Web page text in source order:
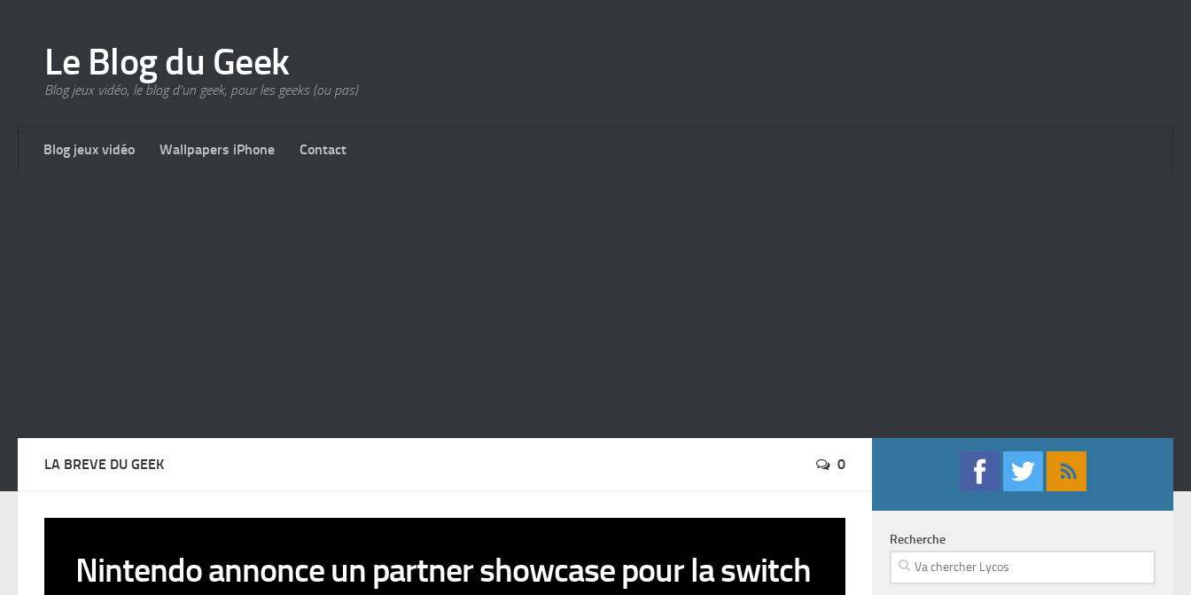
Le Blog du Geek
Blog jeux vidéo, le blog d'un geek, pour les geeks (ou pas)
Blog jeux vidéo Wallpapers iPhone Contact
LA BREVE DU GEEK 0
Nintendo annonce un partner showcase pour la switch
Recherche